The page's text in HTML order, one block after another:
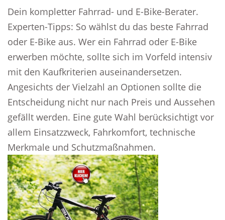
Dein kompletter Fahrrad- und E-Bike-Berater.
Experten-Tipps: So wählst du das beste Fahrrad
oder E-Bike aus. Wer ein Fahrrad oder E-Bike
erwerben möchte, sollte sich im Vorfeld intensiv
mit den Kaufkriterien auseinandersetzen.
Angesichts der Vielzahl an Optionen sollte die
Entscheidung nicht nur nach Preis und Aussehen
gefällt werden. Eine gute Wahl berücksichtigt vor
allem Einsatzzweck, Fahrkomfort, technische
Merkmale und Schutzmaßnahmen.